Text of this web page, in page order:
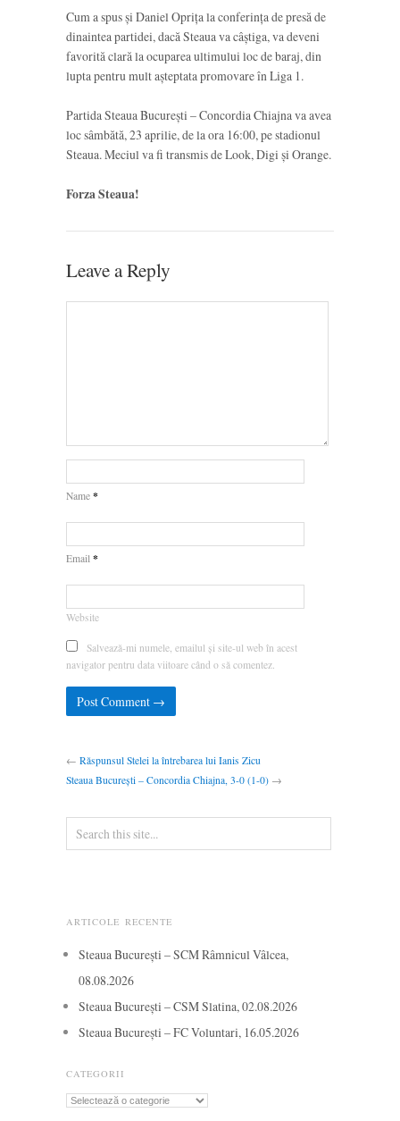
Cum a spus și Daniel Oprița la conferința de presă de
dinaintea partidei, dacă Steaua va câștiga, va deveni
favorită clară la ocuparea ultimului loc de baraj, din
lupta pentru mult așteptata promovare în Liga 1.
Partida Steaua București – Concordia Chiajna va avea
loc sâmbătă, 23 aprilie, de la ora 16:00, pe stadionul
Steaua. Meciul va fi transmis de Look, Digi și Orange.
Forza Steaua!
Leave a Reply
Name *
Email *
Website
Salvează-mi numele, emailul și site-ul web în acest
navigator pentru data viitoare când o să comentez.
← Răspunsul Stelei la întrebarea lui Ianis Zicu
Steaua București – Concordia Chiajna, 3-0 (1-0) →
ARTICOLE RECENTE
Steaua București – SCM Râmnicul Vâlcea,
08.08.2026
Steaua București – CSM Slatina, 02.08.2026
Steaua București – FC Voluntari, 16.05.2026
CATEGORII
Categorii